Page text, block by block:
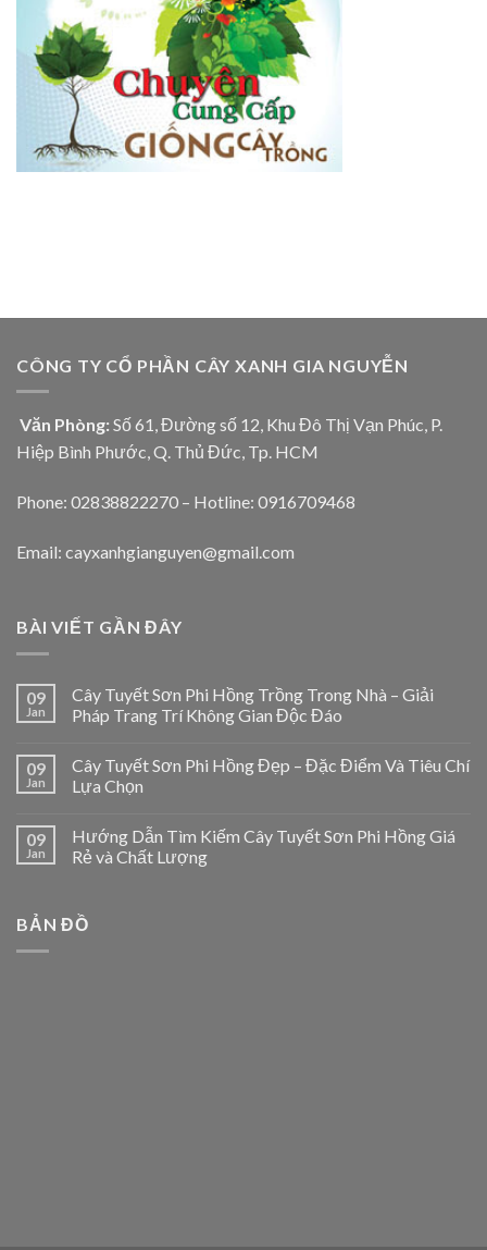
CÔNG TY CỔ PHẦN CÂY XANH GIA NGUYỄN
Văn Phòng: Số 61, Đường số 12, Khu Đô Thị Vạn Phúc, P.
Hiệp Bình Phước, Q. Thủ Đức, Tp. HCM
Phone: 02838822270 – Hotline: 0916709468
Email: cayxanhgianguyen@gmail.com
BÀI VIẾT GẦN ĐÂY
09
Jan
Cây Tuyết Sơn Phi Hồng Trồng Trong Nhà – Giải
Pháp Trang Trí Không Gian Độc Đáo
09
Jan
Cây Tuyết Sơn Phi Hồng Đẹp – Đặc Điểm Và Tiêu Chí
Lựa Chọn
09
Jan
Hướng Dẫn Tìm Kiếm Cây Tuyết Sơn Phi Hồng Giá
Rẻ và Chất Lượng
BẢN ĐỒ